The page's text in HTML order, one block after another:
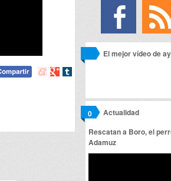
Compartir
Compartir
Compartir
El mejor vídeo de
Actualidad
0
Rescatan a Boro, el
Adamuz